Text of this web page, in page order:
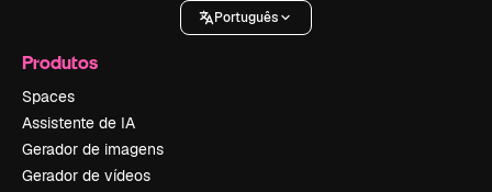
Português
Produtos
Spaces
Assistente de IA
Gerador de imagens
Gerador de vídeos